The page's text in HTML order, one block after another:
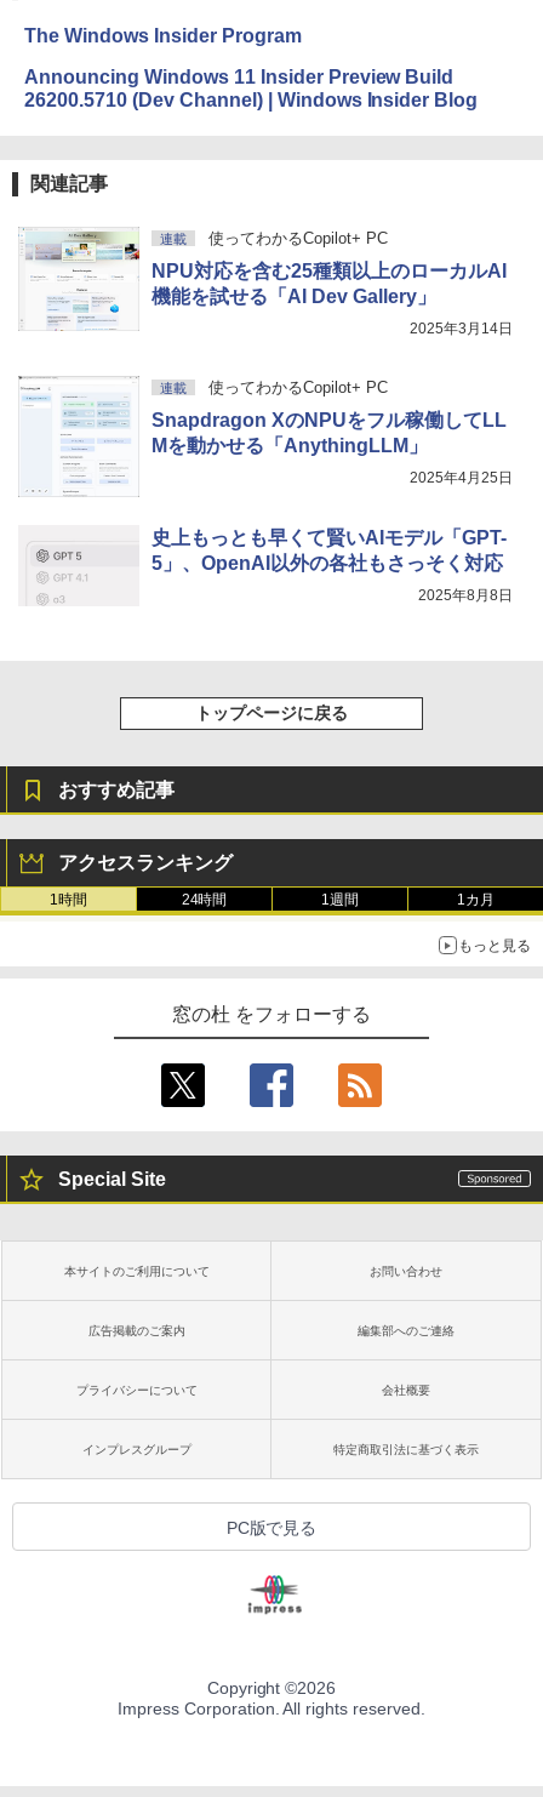
The Windows Insider Program
Announcing Windows 11 Insider Preview Build
26200.5710 (Dev Channel) | Windows Insider Blog
関連記事
連載 使ってわかるCopilot+ PC
NPU対応を含む25種類以上のローカルAI
機能を試せる「AI Dev Gallery」
2025年3月14日
連載 使ってわかるCopilot+ PC
Snapdragon XのNPUをフル稼働してLL
Mを動かせる「AnythingLLM」
2025年4月25日
史上もっとも早くて賢いAIモデル「GPT-
5」、OpenAI以外の各社もさっそく対応
2025年8月8日
トップページに戻る
おすすめ記事
アクセスランキング
1時間 24時間 1週間 1カ月
もっと見る
窓の杜 をフォローする
Special Site
本サイトのご利用について お問い合わせ
広告掲載のご案内 編集部へのご連絡
プライバシーについて 会社概要
インプレスグループ 特定商取引法に基づく表示
PC版で見る
Copyright ©2026
Impress Corporation. All rights reserved.